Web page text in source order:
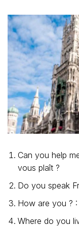
Can you help
vous plaît ?
Do you speak
How are you ?
Where do you